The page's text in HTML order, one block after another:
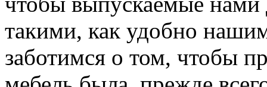
такими, как удобно
заботимся о том, чтобы